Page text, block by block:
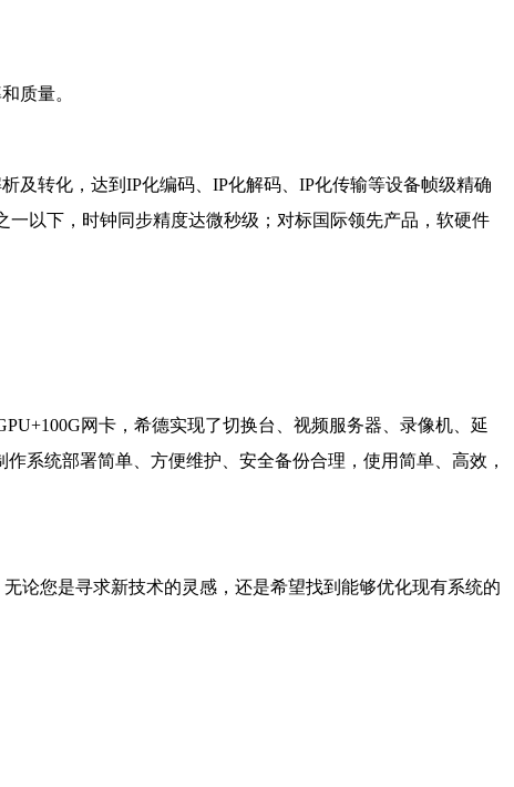
质量。
及转化，达到IP化编码、IP化解码、IP化传输等设备帧级精确
以下，时钟同步精度达微秒级；对标国际领先产品，软硬件
网卡，希德实现了切换台、视频服务器、录像机、延
系统部署简单、方便维护、安全备份合理，使用简单、高效，
论您是寻求新技术的灵感，还是希望找到能够优化现有系统的